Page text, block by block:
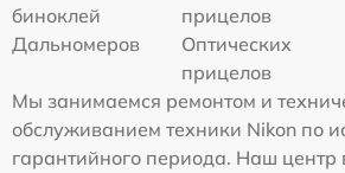
биноклей
прицелов
Дальномеров
Оптических
прицелов
Мы занимаемся ремонтом и
обслуживанием техники Nikon по
гарантийного периода. Наш